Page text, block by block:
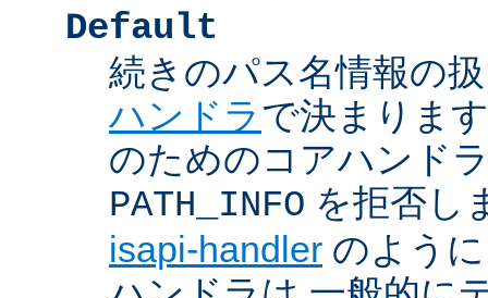
Default
続きのパス名情報の
ハンドラで決まりま
のためのコアハンド
PATH_INFO を拒否し
isapi-handler のよう